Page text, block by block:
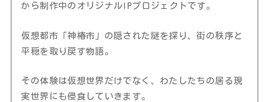
から制作中のオリジナルIPプロジェクトです。
仮想都市「神椿市」の隠された謎を探り、街の秩序と
平穏を取り戻す物語。
その体験は仮想世界だけでなく、わたしたちの居る現
実世界にも侵食していきます。